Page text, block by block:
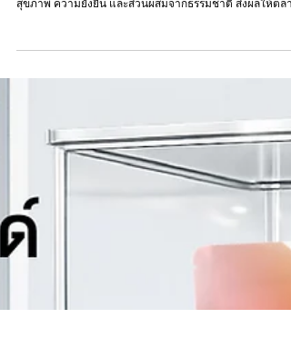
ln lnno
Plant-Based: โอกาสใหม่ของการสร้างแบรนด์
สุขภาพ
Plant-Based: โอกาสใหม่ของการสร้างแบรนด์สุขภาพ
พฤติกรรมผู้บริโภคทั่วโลกกำลังเปลี่ยนไปสู่ผลิตภัณฑ์ที่เน้น
สุขภาพ ความยั่งยืน และส่วนผสมจากธรรมชาติ ส่งผลให้ตลา
Plant-Based เติบโตอย่างต่อเนื่อง และกลายเป็นหนึ่งในหมวด
สินค้าที่มีศักยภาพสูงสำหรับแบรนด์ใหม่ โรงงานของเราพร้อม
สนับสนุนผู้ประกอบการและเจ้าของแบรนด์ ด้วยบริการ OEM